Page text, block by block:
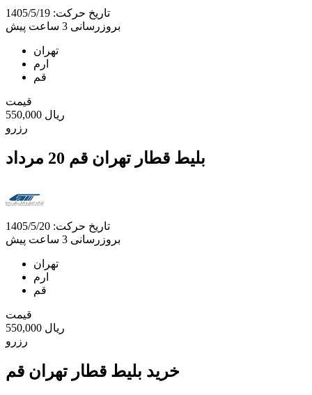
تاریخ حرکت: 1405/5/19
بروزرسانی 3 ساعت پیش
تهران
ارم
قم
قیمت
550,000 ریال
رزرو
بلیط قطار تهران قم 20 مرداد
تاریخ حرکت: 1405/5/20
بروزرسانی 3 ساعت پیش
تهران
ارم
قم
قیمت
550,000 ریال
رزرو
خرید بلیط قطار تهران قم